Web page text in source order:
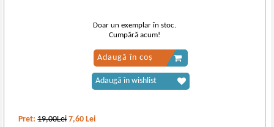
Pret:19,00Lei 7,60 Lei
Doar un exemplar în stoc.
Cumpără acum!
Adaugă în coș
Adaugă în wishlist